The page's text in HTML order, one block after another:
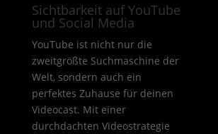
Sichtbarkeit auf YouTube
und Social Media
YouTube ist nicht nur die
zweitgrößte Suchmaschine der
Welt, sondern auch ein
perfektes Zuhause für deinen
Videocast. Mit einer
durchdachten Videostrategie